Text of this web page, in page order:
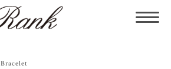
Bracelet